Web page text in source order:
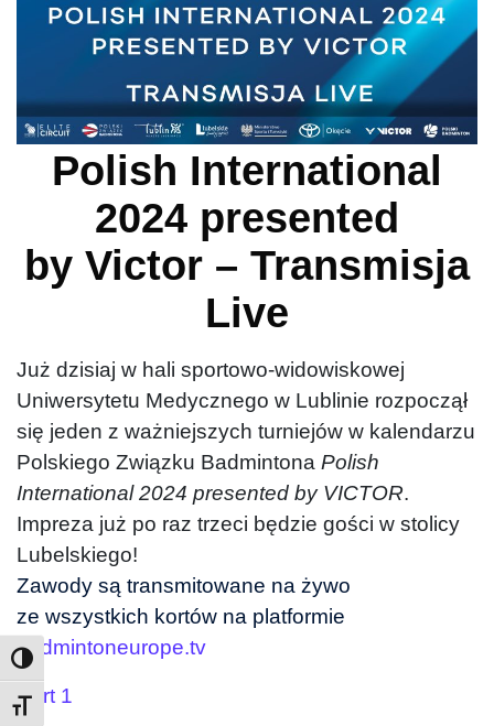
Toggle Font size
Polish International
2024 presented
by Victor – Transmisja
Live
Już dzisiaj w hali sportowo-widowiskowej
Uniwersytetu Medycznego w Lublinie rozpoczął
się jeden z ważniejszych turniejów w kalendarzu
Polskiego Związku Badmintona Polish
International 2024 presented by VICTOR.
Impreza już po raz trzeci będzie gości w stolicy
Lubelskiego!
Zawody są transmitowane na żywo
ze wszystkich kortów na platformie
badmintoneurope.tv
Kort 1